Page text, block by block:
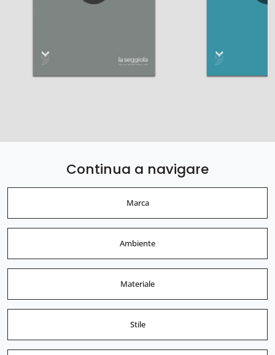
Continua a navigare
Marca
Ambiente
Materiale
Stile